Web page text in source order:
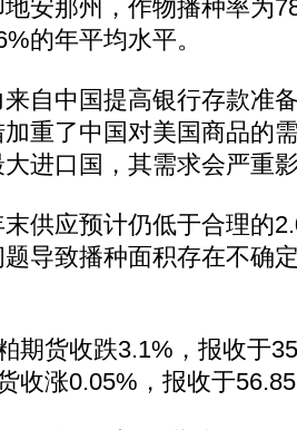
安那州，作物播种率为
的年平均水平。
中国提高银行存款准
重了中国对美国商品的
进口国，其需求会严重
应预计仍低于合理的
导致播种面积存在不确
货收跌3.1%，报收于
收涨0.05%，报收于